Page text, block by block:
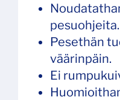
pesuohjeita.
Pesethän
väärinpäin.
Ei